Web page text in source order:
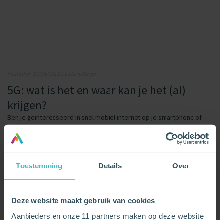
Toestemming Details Over
Deze website maakt gebruik van cookies
Aanbieders en onze 11 partners maken op deze website
5G: wat is het en waar kan je het (al)
krijgen?
Ben je geïnteresseerd in snel mobiel internet op je smartphone of
tablet, dan kan je binnenkort niet heen om 5G. Wat het is, wat je eraan
hebt, en wanneer je het kunt krijgen? Daar gaan we hieronder graag